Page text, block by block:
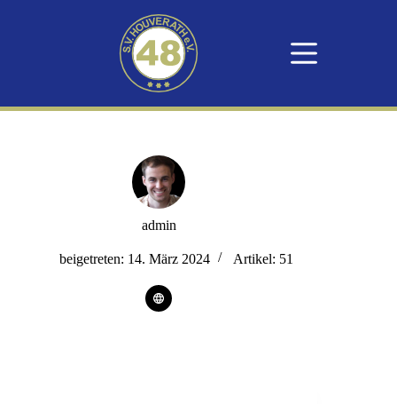
admin
beigetreten: 14. März 2024 Artikel: 51